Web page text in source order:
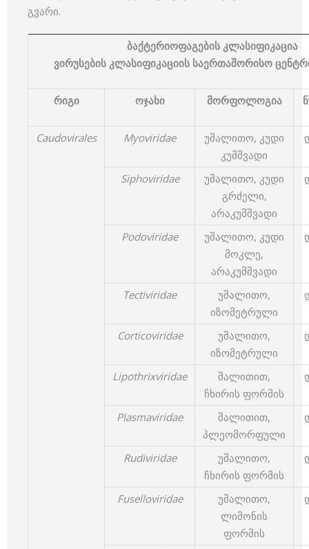
გვარი.
ბაქტერიოფაგების კლასიფიკაცია
ვირუსების კლასიფიკაციის საერთაშორისო
რიგი ოჯახი მორფოლოგია
Caudovirales Myoviridae
უშალითო, კუდი
კუმშვადი
Siphoviridae
უშალითო, კუდი
გრძელი,
არაკუმშვადი
Podoviridae
უშალითო, კუდი
მოკლე,
არაკუმშვადი
Tectiviridae
უშალითო,
იზომეტრული
Corticoviridae
უშალითო,
იზომეტრული
Lipothrixviridae
შალითით,
ჩხირის ფორმის
Plasmaviridae
შალითით,
პლეომორფული
Rudiviridae
უშალითო,
ჩხირის ფორმის
Fuselloviridae
უშალითო,
ლიმონის
ფორმის